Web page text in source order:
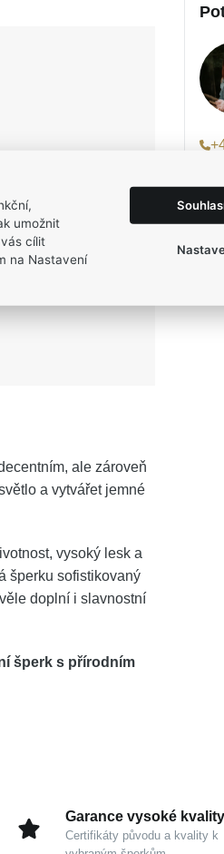
ale zároveň
a vytvářet jemné
vysoký lesk a
šperku sofistikovaný
doplní i slavnostní
šperk s přírodním
Garance vysoké kvality
Certifikáty původu a kvality k
umožnit
cílit
na Nastavení